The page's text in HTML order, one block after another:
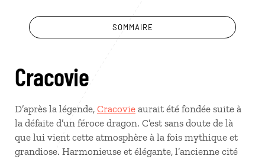
SOMMAIRE
Cracovie
D’après la légende, Cracovie aurait été fondée suite à
la défaite d’un féroce dragon. C’est sans doute de là
que lui vient cette atmosphère à la fois mythique et
grandiose. Harmonieuse et élégante, l’ancienne cité